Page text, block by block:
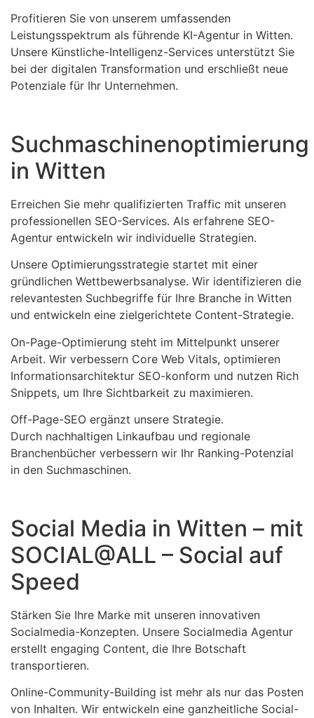
Profitieren Sie von unserem umfassenden
Leistungsspektrum als führende KI-Agentur in Witten.
Unsere Künstliche-Intelligenz-Services unterstützt Sie
bei der digitalen Transformation und erschließt neue
Potenziale für Ihr Unternehmen.
Suchmaschinenoptimierung
in Witten
Erreichen Sie mehr qualifizierten Traffic mit unseren
professionellen SEO-Services. Als erfahrene SEO-
Agentur entwickeln wir individuelle Strategien.
Unsere Optimierungsstrategie startet mit einer
gründlichen Wettbewerbsanalyse. Wir identifizieren die
relevantesten Suchbegriffe für Ihre Branche in Witten
und entwickeln eine zielgerichtete Content-Strategie.
On-Page-Optimierung steht im Mittelpunkt unserer
Arbeit. Wir verbessern Core Web Vitals, optimieren
Informationsarchitektur SEO-konform und nutzen Rich
Snippets, um Ihre Sichtbarkeit zu maximieren.
Off-Page-SEO ergänzt unsere Strategie.
Durch nachhaltigen Linkaufbau und regionale
Branchenbücher verbessern wir Ihr Ranking-Potenzial
in den Suchmaschinen.
Social Media in Witten – mit
SOCIAL@ALL – Social auf
Speed
Stärken Sie Ihre Marke mit unseren innovativen
Socialmedia-Konzepten. Unsere Socialmedia Agentur
erstellt engaging Content, die Ihre Botschaft
transportieren.
Online-Community-Building ist mehr als nur das Posten
von Inhalten. Wir entwickeln eine ganzheitliche Social-